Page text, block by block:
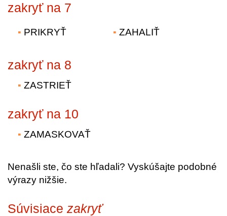
zakryť na 7
PRIKRYŤ ZAHALIŤ
zakryť na 8
ZASTRIEŤ
zakryť na 10
ZAMASKOVAŤ
Nenašli ste, čo ste hľadali? Vyskúšajte podobné
výrazy nižšie.
Súvisiace zakryť